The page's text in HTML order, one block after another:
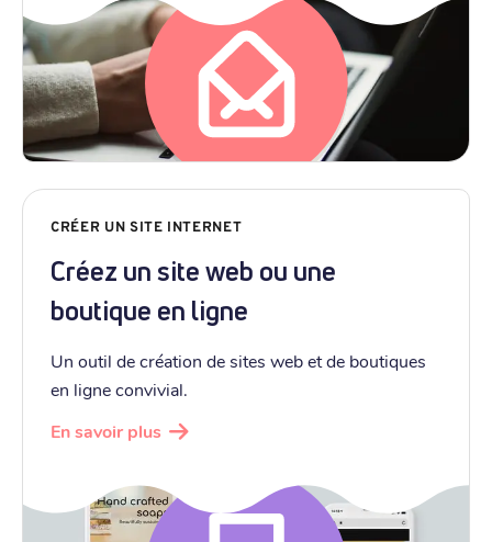
CRÉER UN SITE INTERNET
Créez un site web ou une
boutique en ligne
Un outil de création de sites web et de boutiques
en ligne convivial.
En savoir plus